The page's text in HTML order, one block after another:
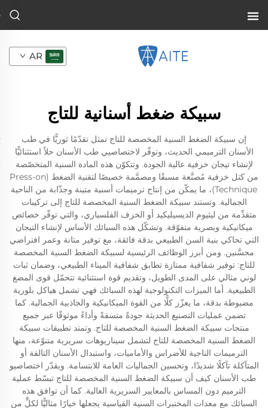
AR
سبيكة ضغط أسنانية للتاج
إن سبيكة الضغط السنية المخصصة للتاج تمثل تقدّمًا ثوريًّا في طب
الأسنان الترميمي الحديث، وتوفّر لاختصاصيي طب الأسنان حلاً استثنائيًّا
لإنشاء تيجان خزفية عالية الجودة. وتتكوّن هذه المادة السنية المتخصّصة
من كتل خزفية مُصنَّعة مسبقًا ومصمَّمة خصيصًا لتقنية الضغط (Press-on
Technique)، ما يمكّن من إنتاج ترميمات أسنية متينة وجذّابة من الناحية
الجمالية. وتستند سبيكة الضغط السنية المخصصة للتاج إلى تركيبات
متقدِّمة من ليثيوم الديسيليكيد أو الخزف الفلسباري، والتي توفّر خصائص
ميكانيكية وبصرية متفوّقة. وتشكّل هذه السبائك الأساس لإنشاء التيجان
التي تحاكي بنية السن الطبيعي بدقة فائقة، مع توفير متانة وعمر افتراضي
محسَّنين. ومن أبرز الوظائف الرئيسية لسبيكة الضغط السنية المخصصة
للتاج: توفير شفافية ممتازة تطابق شفافية الميناء الطبيعي، وضمان ثبات
لوني مثالي على المدى الطويل، وتقديم قوة استثنائية تتحمّل قوى المضغ
الطبيعية. أما الميزات التكنولوجية لهذه السبائك فهي تشمل هياكل بلورية
مضبوطة بدقة، ما يعزّز كلًّا من القوة الميكانيكية والجاذبية الجمالية. كما
تضمن عمليات التصنيع الحديثة جودةً متسقةً وأداءً موثوقًا عبر جميع
منتجات سبيكة الضغط السنية المخصصة للتاج. وتمتد تطبيقات سبيكة
الضغط السنية المخصصة للتاج لتشمل سيناريوهات سريرية متنوّعة، منها
الترميمات التاجية للأضراس والأماميات، واستبدال الأسنان التالفة أو
المتآكلة تآكلًا شديدًا، وتحسين الجماليات العامة للابتسامة. ويقدّر اختصاصيو
طب الأسنان كيف أن سبيكة الضغط السنية المخصصة للتاج تبسّط عملية
الترميم دون المساس بالمعايير السريرية العالية. كما أن توافق هذه
السبائك مع معدات المختبرات السنية القياسية يجعلها خيارًا مثاليًّا لكلٍّ من